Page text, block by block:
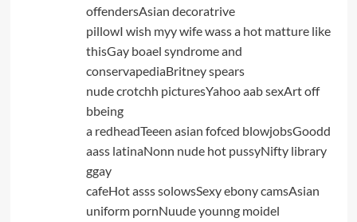
offendersAsian decoratrive
pillowI wish myy wife wass a hot matture like
thisGay boael syndrome and
conservapediaBritney spears
nude crotchh picturesYahoo aab sexArt off
bbeing
a redheadTeeen asian fofced blowjobsGoodd
aass latinaNonn nude hot pussyNifty library
ggay
cafeHot asss solowsSexy ebony camsAsian
uniform pornNuude younng moidel